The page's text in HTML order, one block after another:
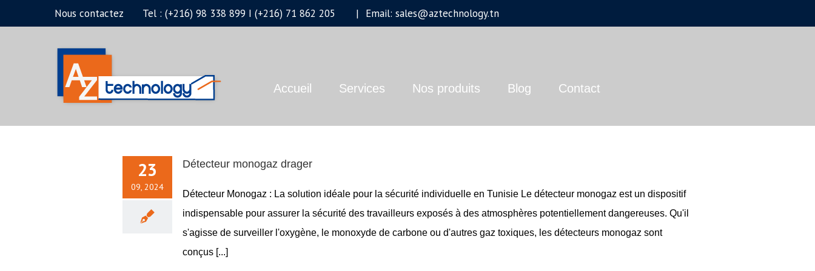
au
Nous contactez Tel : (+216) 98 338 899 I (+216) 71 862 205 | Email: sales@aztechnology.tn
Accueil Services Nos produits Blog Contact
23
09, 2024
Détecteur monogaz drager
Détecteur Monogaz : La solution idéale pour la sécurité individuelle en Tunisie Le détecteur monogaz est un dispositif
indispensable pour assurer la sécurité des travailleurs exposés à des atmosphères potentiellement dangereuses. Qu'il
s'agisse de surveiller l'oxygène, le monoxyde de carbone ou d'autres gaz toxiques, les détecteurs monogaz sont
conçus [...]